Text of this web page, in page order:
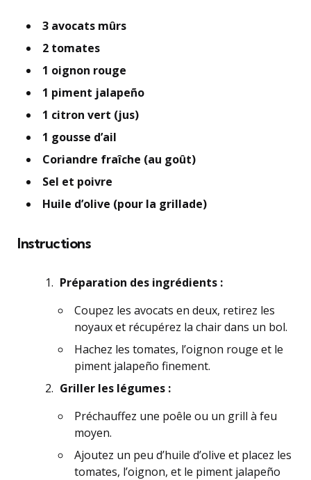
3 avocats mûrs
2 tomates
1 oignon rouge
1 piment jalapeño
1 citron vert (jus)
1 gousse d’ail
Coriandre fraîche (au goût)
Sel et poivre
Huile d’olive (pour la grillade)
Instructions
Préparation des ingrédients :
Coupez les avocats en deux, retirez les
noyaux et récupérez la chair dans un bol.
Hachez les tomates, l’oignon rouge et le
piment jalapeño finement.
Griller les légumes :
Préchauffez une poêle ou un grill à feu
moyen.
Ajoutez un peu d’huile d’olive et placez les
tomates, l’oignon, et le piment jalapeño